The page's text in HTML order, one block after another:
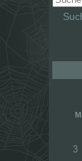
nach:
M
3